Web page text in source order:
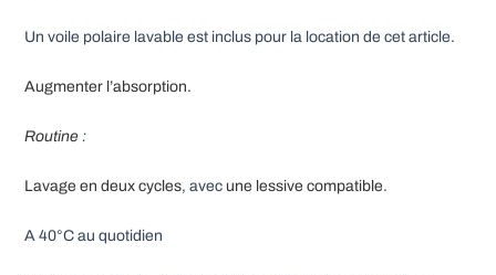
Un voile polaire lavable est inclus pour la location de cet article.
Augmenter l’absorption.
Routine :
Lavage en deux cycles, avec une lessive compatible.
A 40°C au quotidien